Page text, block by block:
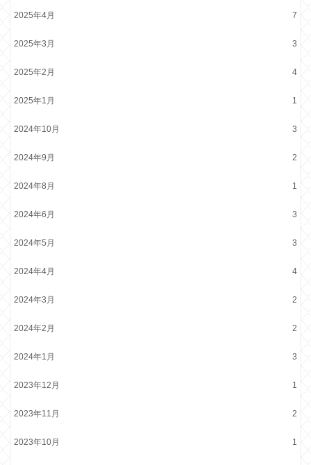
2025年4月 7
2025年3月 3
2025年2月 4
2025年1月 1
2024年10月 3
2024年9月 2
2024年8月 1
2024年6月 3
2024年5月 3
2024年4月 4
2024年3月 2
2024年2月 2
2024年1月 3
2023年12月 1
2023年11月 2
2023年10月 1